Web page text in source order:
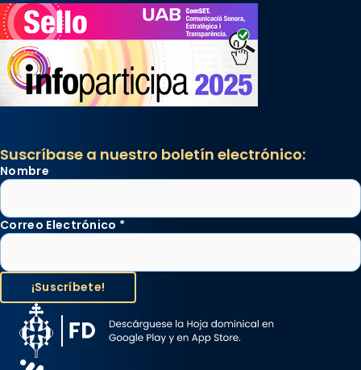
Suscríbase a nuestro boletín electrónico:
Nombre
Correo Electrónico *